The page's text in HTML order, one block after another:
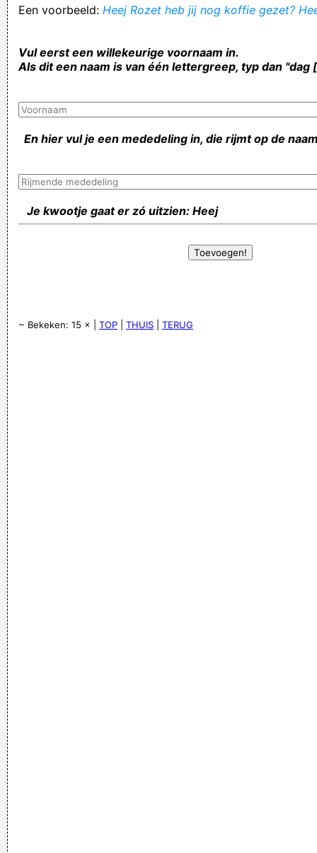
Een voorbeeld: Heej Rozet heb jij nog koffie gezet?
Vul eerst een willekeurige voornaam in.
Als dit een naam is van één lettergreep, typ dan "dag
En hier vul je een mededeling in, die rijmt op de
Je kwootje gaat er zó uitzien: Heej
~ Bekeken: 15 × | TOP THUIS TERUG